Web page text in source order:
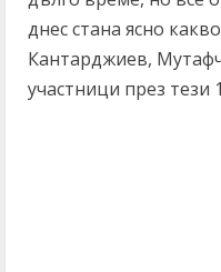
днес стана ясно
Кантарджиев,
участници през тези